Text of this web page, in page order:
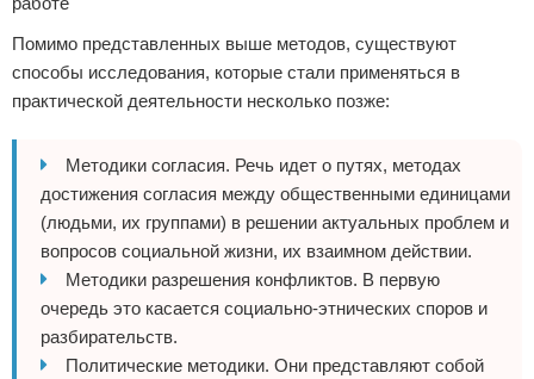
Помимо представленных выше методов, существуют
способы исследования, которые стали применяться в
практической деятельности несколько позже:
Методики согласия. Речь идет о путях, методах
достижения согласия между общественными единицами
(людьми, их группами) в решении актуальных проблем и
вопросов социальной жизни, их взаимном действии.
Методики разрешения конфликтов. В первую
очередь это касается социально-этнических споров и
разбирательств.
Политические методики. Они представляют собой